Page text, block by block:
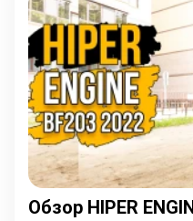
Обзор HIPER